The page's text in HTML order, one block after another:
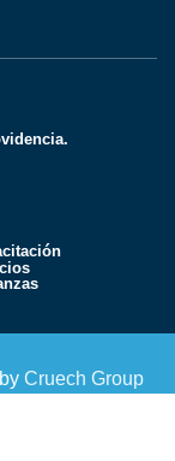
Cruech Group